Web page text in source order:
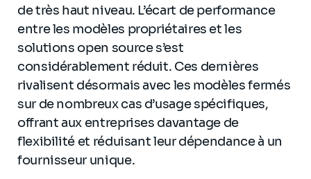
de très haut niveau. L’écart de performance
entre les modèles propriétaires et les
solutions open source s’est
considérablement réduit. Ces dernières
rivalisent désormais avec les modèles fermés
sur de nombreux cas d’usage spécifiques,
offrant aux entreprises davantage de
flexibilité et réduisant leur dépendance à un
fournisseur unique.